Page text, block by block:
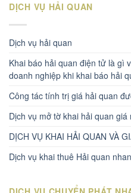
DỊCH VỤ HẢI QUAN
Dịch vụ hải quan
Khai báo hải quan điện tử là gì
doanh nghiệp khi khai báo hải
Công tác tính trị giá hải quan
Dịch vụ mở tờ khai hải quan giá
DỊCH VỤ KHAI HẢI QUAN VÀ
Dịch vụ khai thuê Hải quan